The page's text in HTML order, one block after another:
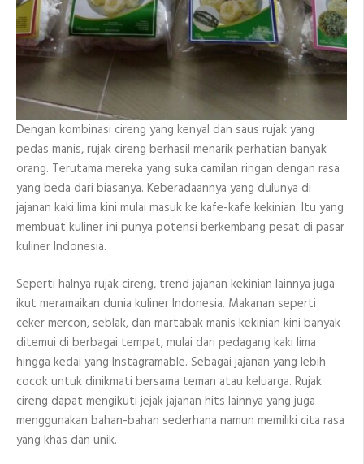
Dengan kombinasi cireng yang kenyal dan saus rujak yang
pedas manis, rujak cireng berhasil menarik perhatian banyak
orang. Terutama mereka yang suka camilan ringan dengan rasa
yang beda dari biasanya. Keberadaannya yang dulunya di
jajanan kaki lima kini mulai masuk ke kafe-kafe kekinian. Itu yang
membuat kuliner ini punya potensi berkembang pesat di pasar
kuliner Indonesia.
Seperti halnya rujak cireng, trend jajanan kekinian lainnya juga
ikut meramaikan dunia kuliner Indonesia. Makanan seperti
ceker mercon, seblak, dan martabak manis kekinian kini banyak
ditemui di berbagai tempat, mulai dari pedagang kaki lima
hingga kedai yang Instagramable. Sebagai jajanan yang lebih
cocok untuk dinikmati bersama teman atau keluarga. Rujak
cireng dapat mengikuti jejak jajanan hits lainnya yang juga
menggunakan bahan-bahan sederhana namun memiliki cita rasa
yang khas dan unik.